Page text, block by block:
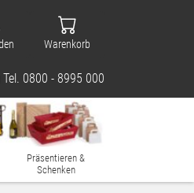
Warenkorb
0800 - 8995 000
Präsentieren &
Schenken